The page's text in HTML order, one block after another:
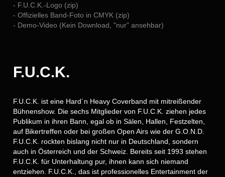
- F.U.C.K.-Logo (zip)
- Offizielles Band-Foto in CMYK (zip)
- Demo-Video (Kein Download, "nur" ansehbar)
F.U.C.K.
F.U.C.K. ist eine Hard´n Heavy Coverband mit mitreißender
Bühnenshow. Die sechs Mitglieder von F.U.C.K. ziehen jedes
Publikum in ihren Bann, egal ob in Sälen, Hallen, Festzelten,
auf Bikertreffen oder bei großen Open Airs wie der G.O.N.D.
F.U.C.K. rockten bislang nicht nur in Deutschland, sondern
auch in Österreich und der Schweiz. Bereits seit 1993 stehen
F.U.C.K. für Unterhaltung pur, ihnen kann sich niemand
entziehen. F.U.C.K., das ist professionelles Entertainment der